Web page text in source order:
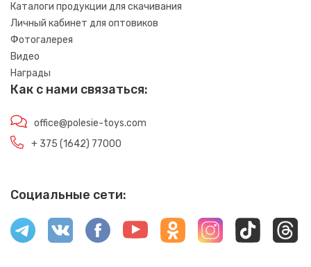
Каталоги продукции для скачивания
Личный кабинет для оптовиков
Фотогалерея
Видео
Награды
Как с нами связаться:
office@polesie-toys.com
+ 375 (1642) 77000
Социальные сети: